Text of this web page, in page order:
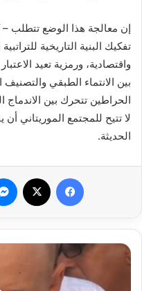
إن معالجة هذا الوضع تتطلب
تفكيك البنية التاريخية
واقتصادية، ورمزية تعيد
بين الانتماء الطبقي
الحراطين تتحرك بين
لا تتيح للمجتمع الموريتاني أن
الحديثة.
فيسبوك